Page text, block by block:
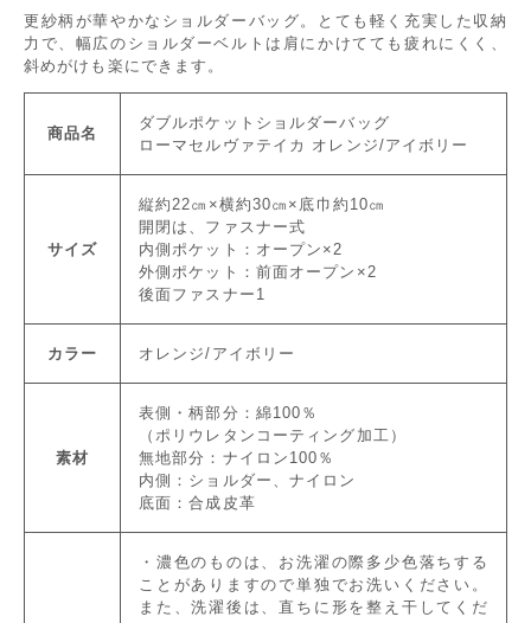
更紗柄が華やかなショルダーバッグ。とても軽く充実した収納
力で、幅広のショルダーベルトは肩にかけてても疲れにくく、
斜めがけも楽にできます。
商品名
ダブルポケットショルダーバッグ
ローマセルヴァテイカ オレンジ/アイボリー
サイズ
縦約22㎝×横約30㎝×底巾約10㎝
開閉は、ファスナー式
内側ポケット：オープン×2
外側ポケット：前面オープン×2
後面ファスナー1
カラー オレンジ/アイボリー
素材
表側・柄部分：綿100％
（ポリウレタンコーティング加工）
無地部分：ナイロン100％
内側：ショルダー、ナイロン
底面：合成皮革
・濃色のものは、お洗濯の際多少色落ちする
ことがありますので単独でお洗いください。
また、洗濯後は、直ちに形を整え干してくだ